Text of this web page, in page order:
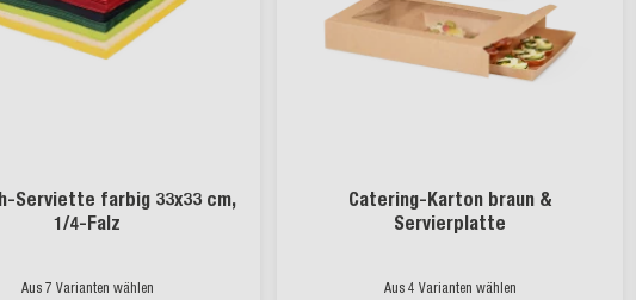
Serviette farbig 33x33 cm,
1/4-Falz
Aus 7 Varianten wählen
Catering-Karton braun &
Servierplatte
Aus 4 Varianten wählen